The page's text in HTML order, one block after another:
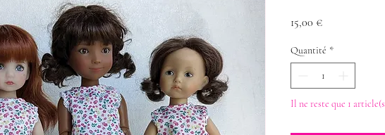
15,00 €Prix
Quantité *
Il ne reste que 1